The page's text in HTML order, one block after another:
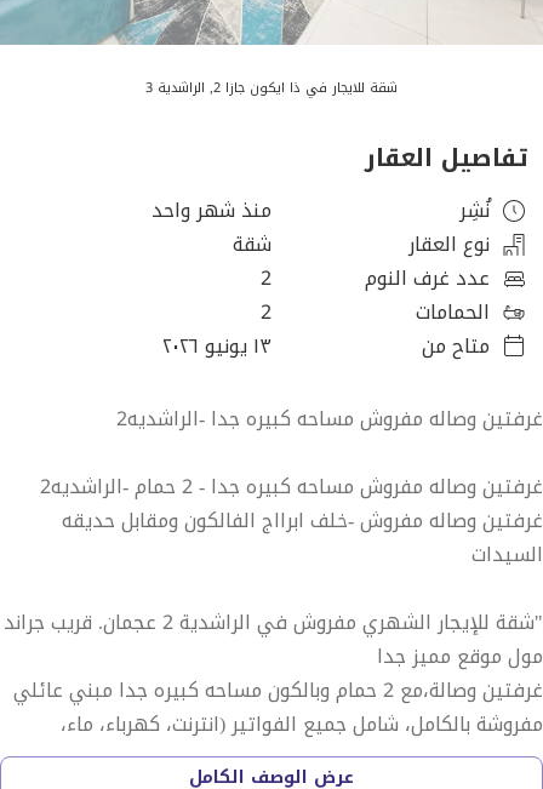
شقة للايجار في ذا ايكون جازا 2, الراشدية 3
تفاصيل العقار
نُشِر
منذ شهر واحد
نوع العقار
شقة
عدد غرف النوم
2
الحمامات
2
متاح من
١٣ يونيو ٢٠٢٦
غرفتين وصاله مفروش مساحه كبيره جدا -الراشديه2
غرفتين وصاله مفروش مساحه كبيره جدا - 2 حمام -الراشديه2
غرفتين وصاله مفروش -خلف ابرااج الفالكون ومقابل حديقه
السيدات
"شقة للإيجار الشهري مفروش في الراشدية 2 عجمان. قريب جراند
مول موقع مميز جدا
غرفتين وصالة،مع 2 حمام وبالكون مساحه كبيره جدا مبني عائلي
مفروشة بالكامل، شامل جميع الفواتير (انترنت، كهرباء، ماء،
صيانة).
عرض الوصف الكامل